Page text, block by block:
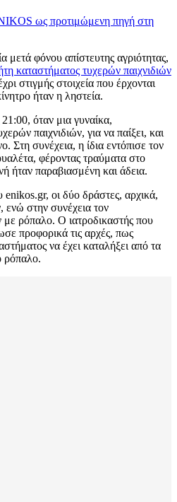
ως προτιμώμενη πηγή στη
μετά φόνου απίστευτης αγριότητας,
καταστήματος τυχερών παιχνιδιών
στιγμής στοιχεία που έρχονται
ήταν η ληστεία.
όταν μια γυναίκα,
παιχνιδιών, για να παίξει, και
Στη συνέχεια, η ίδια εντόπισε τον
φέροντας τραύματα στο
ήταν παραβιασμένη και άδεια.
οι δύο δράστες, αρχικά,
ενώ στην συνέχεια τον
με ρόπαλο. Ο ιατροδικαστής που
προφορικά τις αρχές, πως
να έχει καταλήξει από τα
ρόπαλο.